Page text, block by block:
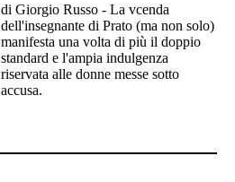
di Giorgio Russo - La vcenda
dell'insegnante di Prato (ma non solo)
manifesta una volta di più il doppio
standard e l'ampia indulgenza
riservata alle donne messe sotto
accusa.